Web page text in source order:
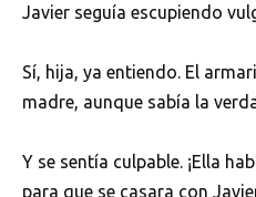
Javier seguía escupiendo
Sí, hija, ya entiendo. El
madre, aunque sabía la
Y se sentía culpable. ¡Ella
para que se casara con